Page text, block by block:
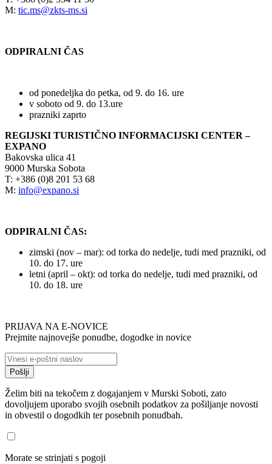
M: tic.ms@zkts-ms.si
ODPIRALNI ČAS
od ponedeljka do petka, od 9. do 16. ure
v soboto od 9. do 13.ure
prazniki zaprto
REGIJSKI TURISTIČNO INFORMACIJSKI CENTER –
EXPANO
Bakovska ulica 41
9000 Murska Sobota
T: +386 (0)8 201 53 68
M: info@expano.si
ODPIRALNI ČAS:
zimski (nov – mar): od torka do nedelje, tudi med prazniki, od
10. do 17. ure
letni (april – okt): od torka do nedelje, tudi med prazniki, od
10. do 18. ure
PRIJAVA NA E-NOVICE
Prejmite najnovejše ponudbe, dogodke in novice
Želim biti na tekočem z dogajanjem v Murski Soboti, zato
dovoljujem uporabo svojih osebnih podatkov za pošiljanje novosti
in obvestil o dogodkih ter posebnih ponudbah.
Morate se strinjati s pogoji